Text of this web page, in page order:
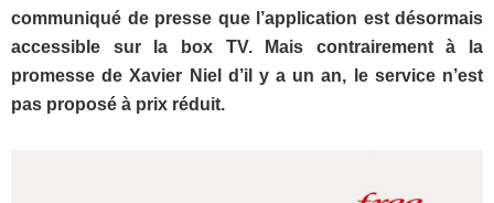
communiqué de presse que l’application est désormais
accessible sur la box TV. Mais contrairement à la
promesse de Xavier Niel d’il y a un an, le service n’est
pas proposé à prix réduit.